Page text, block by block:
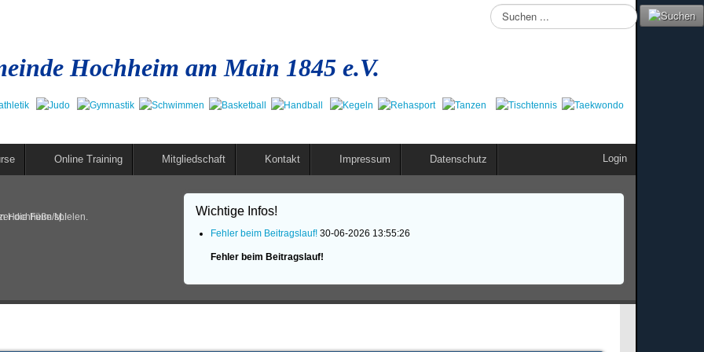
Suchen
...
Hochheim am Main 1845 e.V.
Online Training Mitgliedschaft Kontakt Impressum Datenschutz Login
Hochheim/M.!
die Füße spielen.
Wichtige Infos!
Fehler beim Beitragslauf! 30-06-2026 13:55:26
Fehler beim Beitragslauf!